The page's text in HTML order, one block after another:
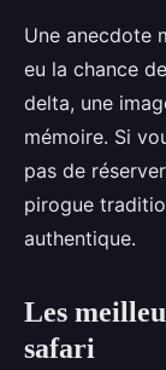
Une anecdote
eu la chance
delta, une
mémoire. Si
pas de
pirogue
authentique.
Les
safari